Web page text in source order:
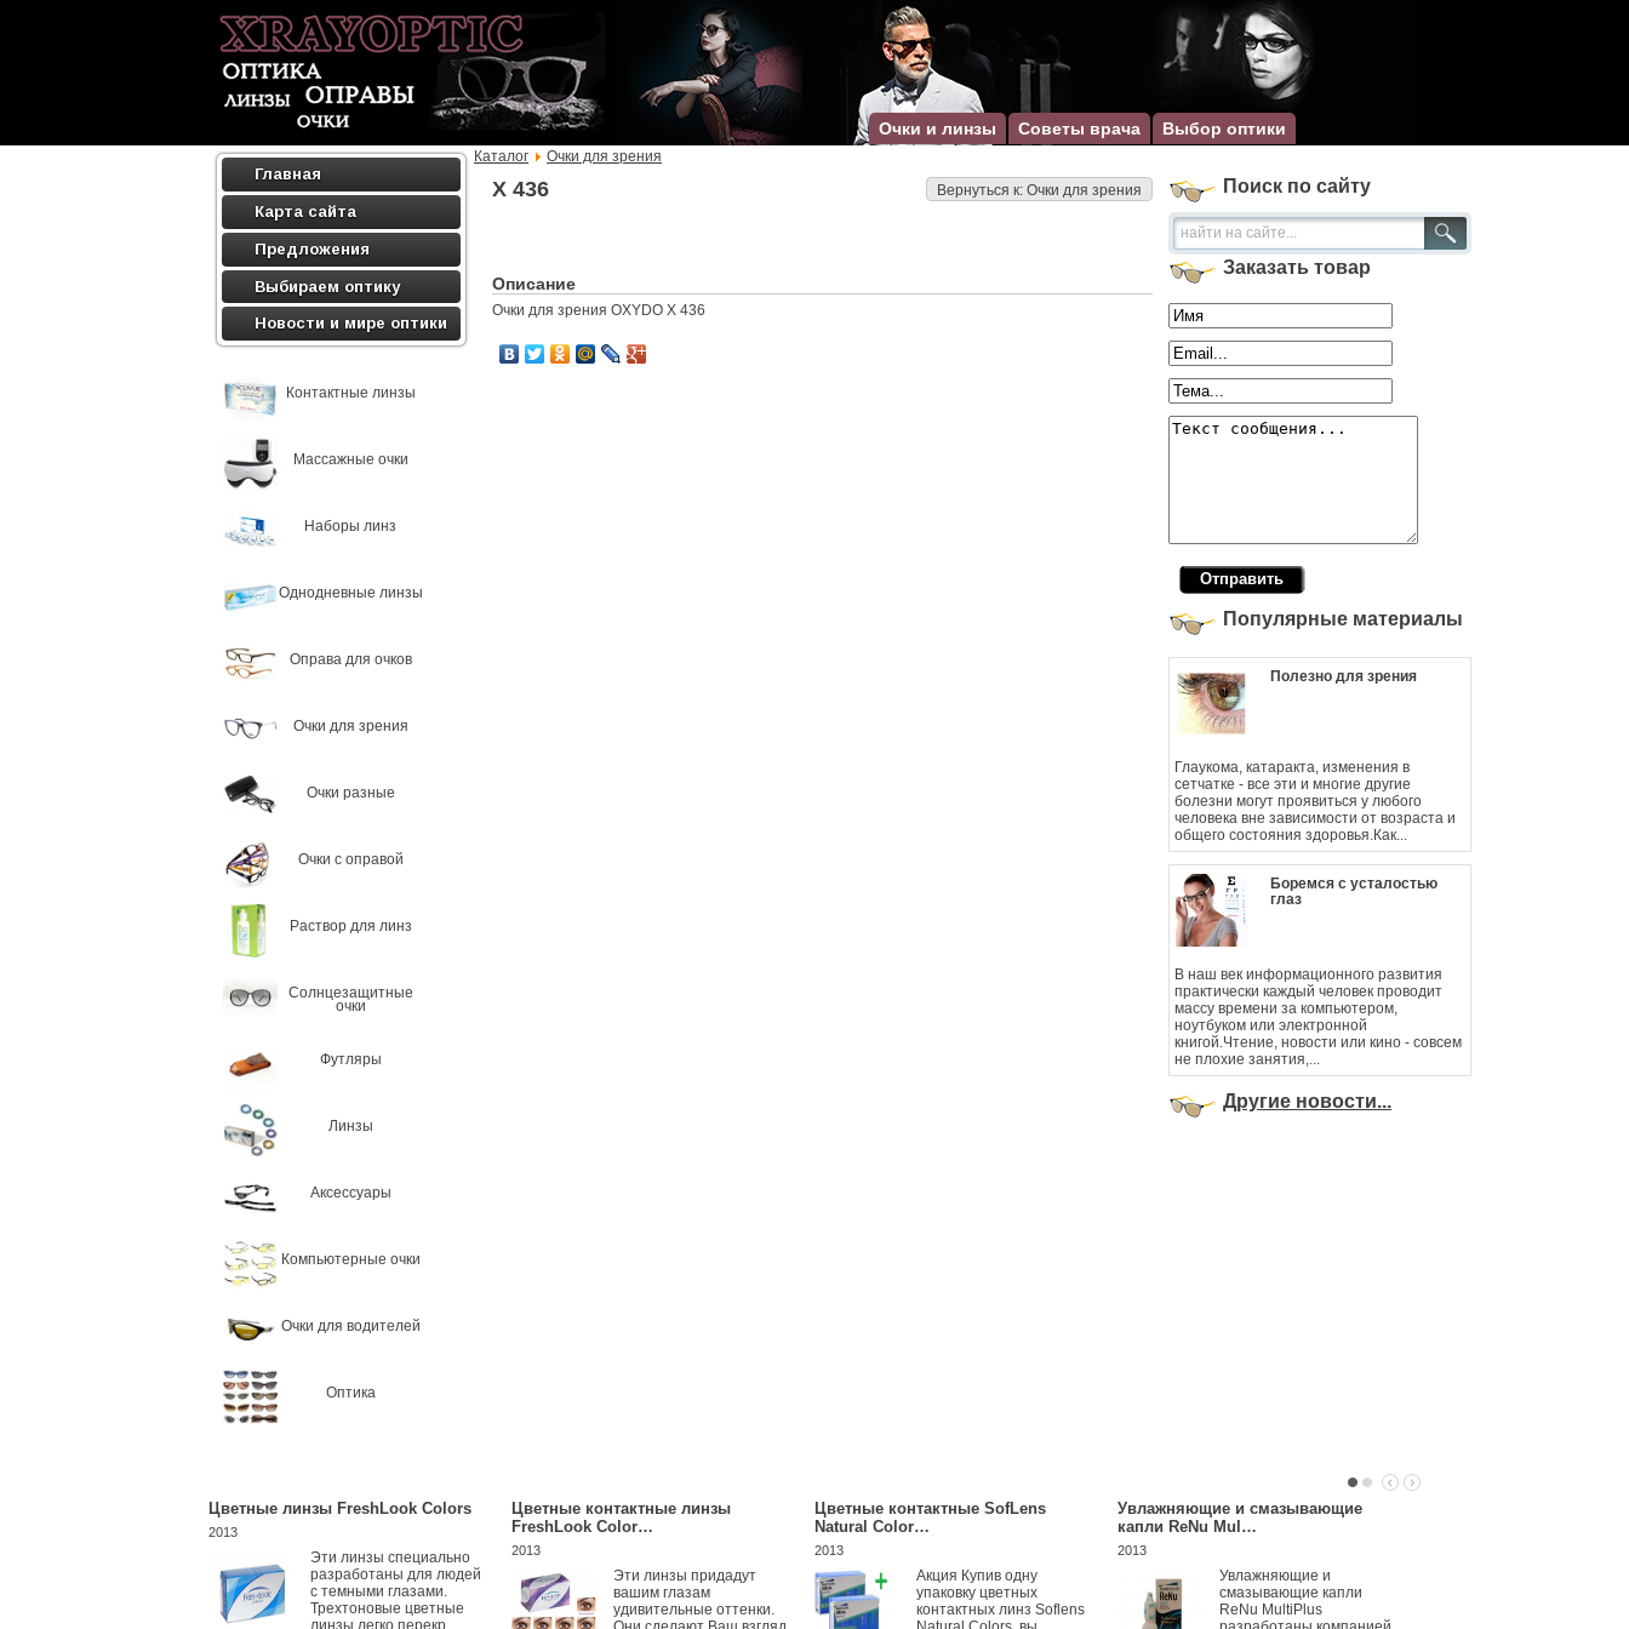
Выбор оптики
Советы врача
Очки и линзы
Главная
Карта сайта
Предложения
Выбираем оптику
Новости и мире оптики
Контактные линзы
Массажные очки
Наборы линз
Однодневные линзы
Оправа для очков
Очки для зрения
Очки разные
Очки с оправой
Раствор для линз
Солнцезащитные
очки
Футляры
Линзы
Аксессуары
Компьютерные очки
Очки для водителей
Оптика
Каталог
Очки для зрения
Вернуться к: Очки для зрения
X 436
Описание
Очки для зрения OXYDO X 436
Поиск по сайту
Заказать товар
Популярные материалы
Полезно для зрения
Глаукома, катаракта, изменения в
сетчатке - все эти и многие другие
болезни могут проявиться у любого
человека вне зависимости от возраста и
общего состояния здоровья.Как...
Боремся с усталостью
глаз
В наш век информационного развития
практически каждый человек проводит
массу времени за компьютером,
ноутбуком или электронной
книгой.Чтение, новости или кино - совсем
не плохие занятия,...
Другие новости...
Цветные линзы FreshLook Colors
2013
Эти линзы специально
разработаны для людей
с темными глазами.
Трехтоновые цветные
линзы легко перекр...
Цветные контактные линзы
FreshLook Color…
2013
Эти линзы придадут
вашим глазам
удивительные оттенки.
Цветные контактные SofLens
Natural Color…
2013
Акция Купив одну
упаковку цветных
контактных линз Soflens
Увлажняющие и смазывающие
капли ReNu Mul…
2013
Увлажняющие и
смазывающие капли
ReNu MultiPlus